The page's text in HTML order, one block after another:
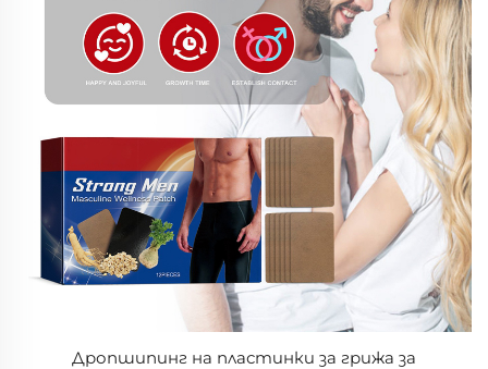
Дропшипинг на пластинки за грижа за